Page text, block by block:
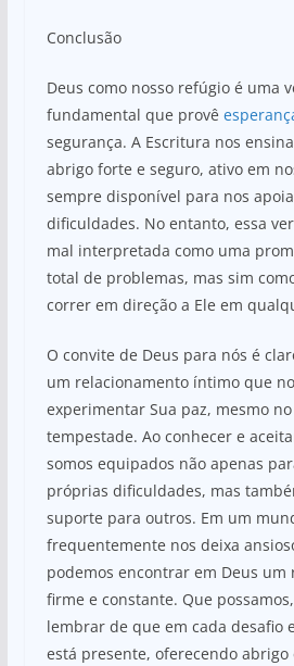
Conclusão
Deus como nosso refúgio é uma
fundamental que provê
segurança. A Escritura nos
abrigo forte e seguro, ativo em
sempre disponível para nos
dificuldades. No entanto, essa
mal interpretada como uma
total de problemas, mas sim
correr em direção a Ele em
O convite de Deus para nós é
um relacionamento íntimo que
experimentar Sua paz, mesmo
tempestade. Ao conhecer e
somos equipados não apenas
próprias dificuldades, mas
suporte para outros. Em um
frequentemente nos deixa
podemos encontrar em Deus um
firme e constante. Que
lembrar de que em cada desafio
está presente, oferecendo abrigo